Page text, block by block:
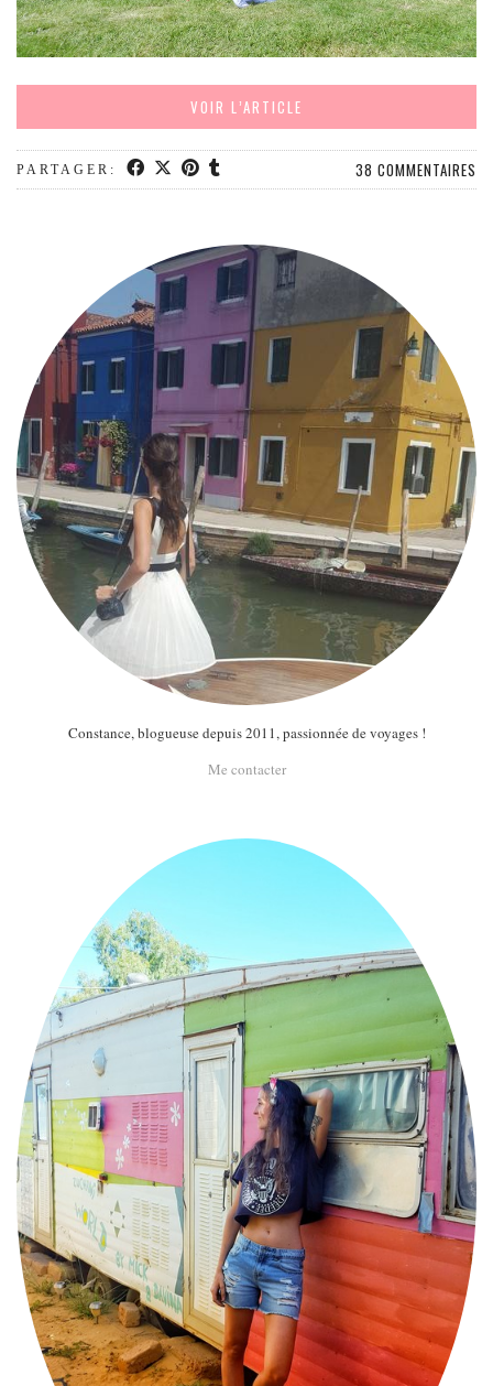
DIY
LIFESTYLE
ME CONTACTER
PARUTIONS ET PARTENARIATS
VOIR L’ARTICLE
PARTAGER: 38 COMMENTAIRES
Constance, blogueuse depuis 2011, passionnée de voyages !
Me contacter